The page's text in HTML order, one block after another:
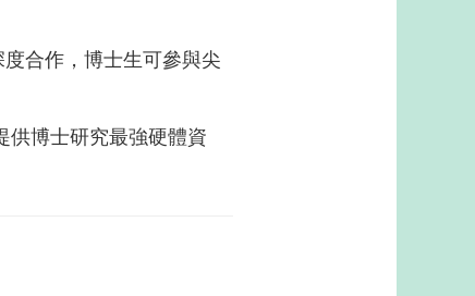
合作，博士生可參與尖
博士研究最強硬體資